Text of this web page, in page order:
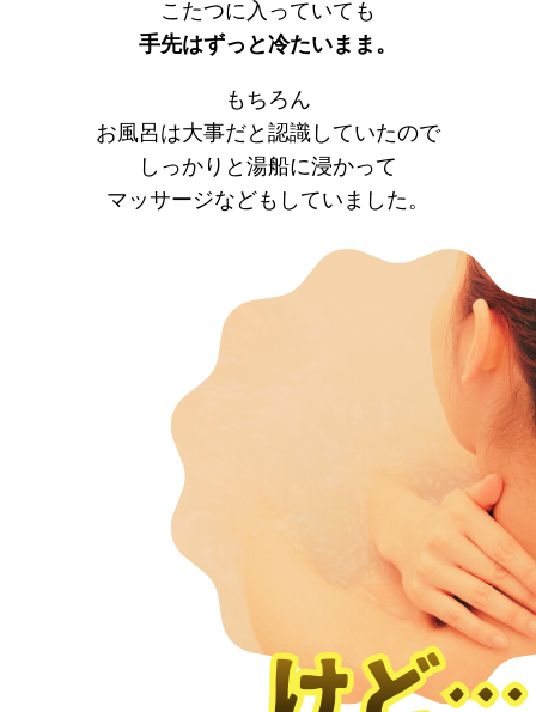
こたつに入っていても
手先はずっと冷たいまま。
もちろん
お風呂は大事だと認識していたので
しっかりと湯船に浸かって
マッサージなどもしていました。